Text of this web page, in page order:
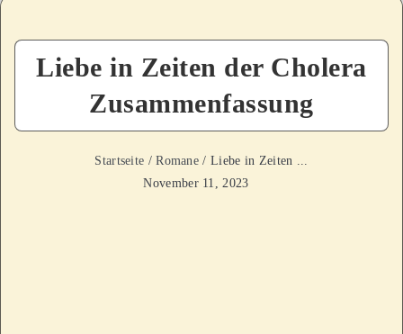
Liebe in Zeiten der Cholera
Zusammenfassung
Startseite /Romane / Liebe in Zeiten ...
November 11, 2023